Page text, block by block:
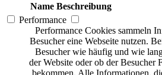
Name Beschreibung
Performance
Performance Cookies sammeln
Besucher eine Webseite nutzen.
Besucher wie häufig und wie
der Website oder ob der Besucher